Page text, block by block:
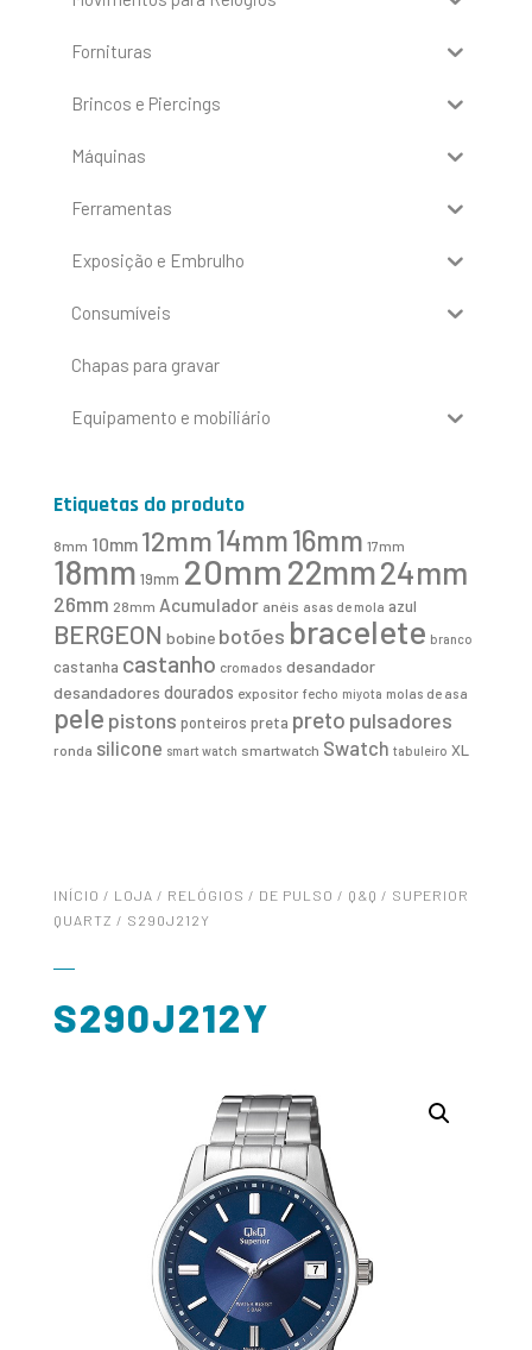
Fornituras
Brincos e Piercings
Máquinas
Ferramentas
Exposição e Embrulho
Consumíveis
Chapas para gravar
Equipamento e mobiliário
Etiquetas do produto
8mm 10mm 12mm14mm16mm 17mm
18mm 19mm 20mm 22mm24mm
26mm 28mm Acumulador anéis asas de mola azul
BERGEON bobine botões bracelete branco
castanha castanho cromados desandador
desandadores dourados expositor fecho miyota molas de asa
pele pistons ponteiros preta preto pulsadores
ronda silicone smart watch smartwatch Swatch tabuleiro XL
INÍCIO / LOJA / RELÓGIOS / DE PULSO / Q&Q / SUPERIOR
QUARTZ / S290J212Y
S290J212Y